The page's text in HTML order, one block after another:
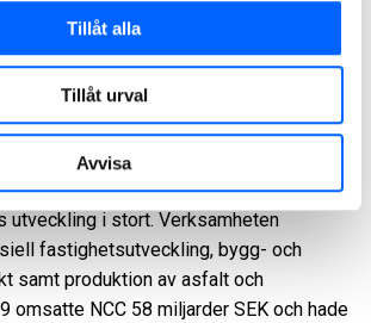
Tillåt alla
Tillåt urval
Avvisa
08-585 519 00, E-post:press@ncc.se
ett av de ledande byggföretagen i Norden.
driva komplexa byggprocesser bidrar
som har en positiv inverkan på kunderna
utveckling i stort. Verksamheten
fastighetsutveckling, bygg- och
samt produktion av asfalt och
omsatte NCC 58 miljarder SEK och hade